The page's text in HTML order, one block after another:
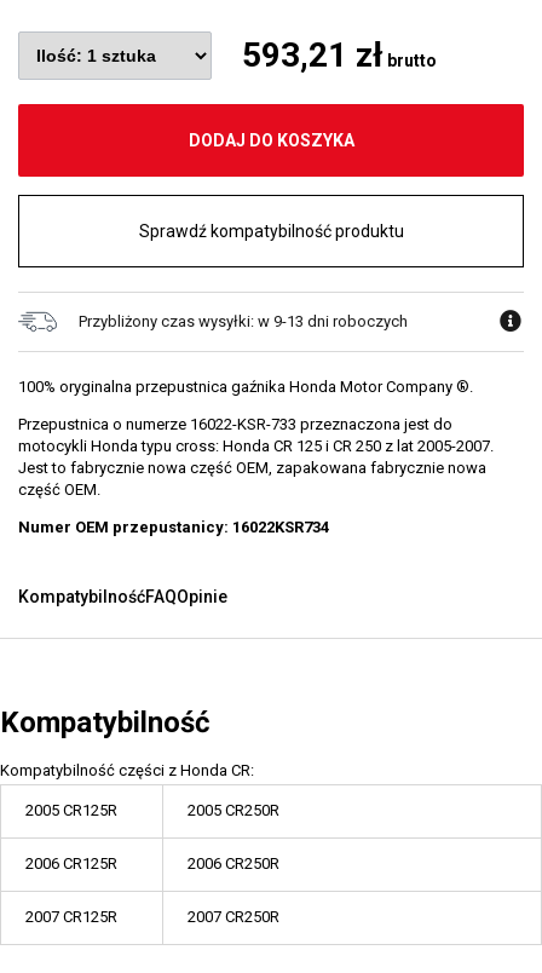
593,21 zł brutto
DODAJ DO KOSZYKA
Sprawdź kompatybilność produktu
Przybliżony czas wysyłki: w 9-13 dni roboczych
100% oryginalna przepustnica gaźnika Honda Motor Company ®.
Przepustnica o numerze 16022-KSR-733 przeznaczona jest do
motocykli Honda typu cross: Honda CR 125 i CR 250 z lat 2005-2007.
Jest to fabrycznie nowa część OEM, zapakowana fabrycznie nowa
część OEM.
Numer OEM przepustanicy: 16022KSR734
KompatybilnośćFAQOpinie
Kompatybilność
Kompatybilność części z Honda CR:
2005 CR125R 2005 CR250R
2006 CR125R 2006 CR250R
2007 CR125R 2007 CR250R